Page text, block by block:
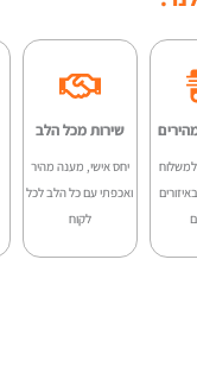
למשלוח
שירות מכל הלב
יחס אישי, מענה מהיר
ואכפתי עם כל הלב לכל
לקוח